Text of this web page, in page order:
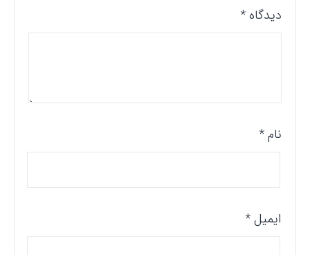
دیدگاه*
نام*
ایمیل*